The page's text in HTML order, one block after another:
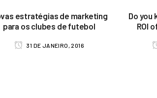
estratégias de marketing
para os clubes de futebol
31 DE JANEIRO, 2016
Do you
ROI